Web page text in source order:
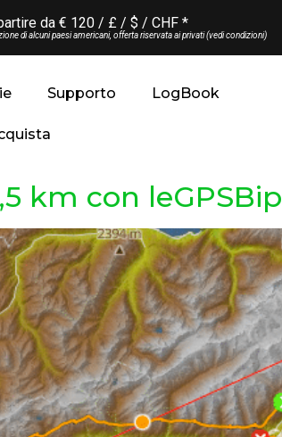
da € 120 / £ / $ / CHF *
di alcuni paesi americani, offerta riservata ai privati (vedi condizioni)
Supporto LogBook
km con leGPSBip